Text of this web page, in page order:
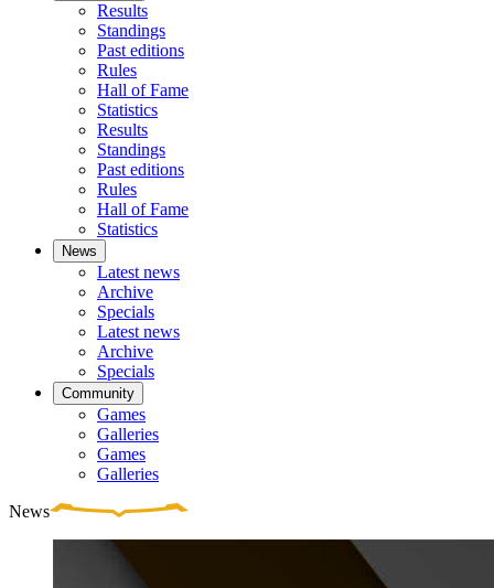
Results
Standings
Past editions
Rules
Hall of Fame
Statistics
Results
Standings
Past editions
Rules
Hall of Fame
Statistics
News
Latest news
Archive
Specials
Latest news
Archive
Specials
Community
Games
Galleries
Games
Galleries
News